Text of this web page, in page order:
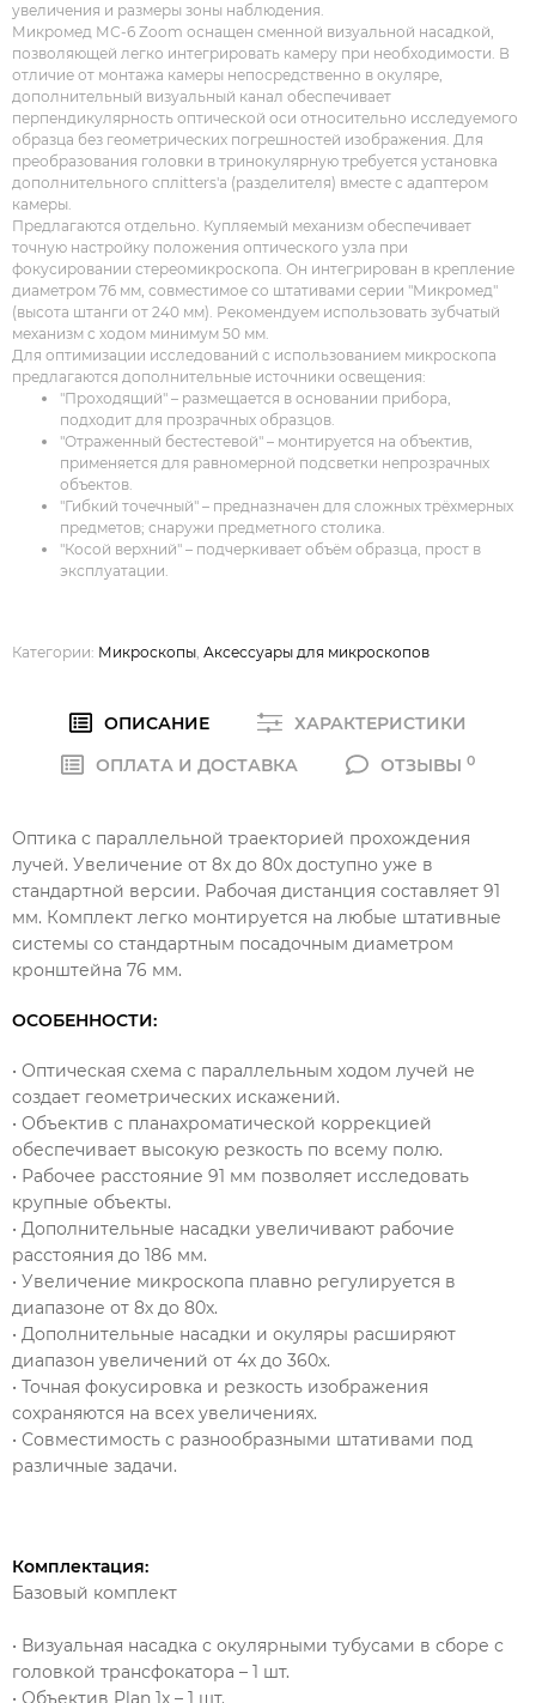
увеличения и размеры зоны наблюдения.
Микромед МС-6 Zoom оснащен сменной визуальной насадкой,
позволяющей легко интегрировать камеру при необходимости. В
отличие от монтажа камеры непосредственно в окуляре,
дополнительный визуальный канал обеспечивает
перпендикулярность оптической оси относительно исследуемого
образца без геометрических погрешностей изображения. Для
преобразования головки в тринокулярную требуется установка
дополнительного сплitters'а (разделителя) вместе с адаптером
камеры.
Предлагаются отдельно. Купляемый механизм обеспечивает
точную настройку положения оптического узла при
фокусировании стереомикроскопа. Он интегрирован в крепление
диаметром 76 мм, совместимое со штативами серии "Микромед"
(высота штанги от 240 мм). Рекомендуем использовать зубчатый
механизм с ходом минимум 50 мм.
Для оптимизации исследований с использованием микроскопа
предлагаются дополнительные источники освещения:
"Проходящий" – размещается в основании прибора,
подходит для прозрачных образцов.
"Отраженный бестестевой" – монтируется на объектив,
применяется для равномерной подсветки непрозрачных
объектов.
"Гибкий точечный" – предназначен для сложных трёхмерных
предметов; снаружи предметного столика.
"Косой верхний" – подчеркивает объём образца, прост в
эксплуатации.
Категории: Микроскопы Аксессуары для микроскопов
ОПИСАНИЕ
ХАРАКТЕРИСТИКИ
ОПЛАТА И ДОСТАВКА
ОТЗЫВЫ 0
Оптика с параллельной траекторией прохождения
лучей. Увеличение от 8x до 80x доступно уже в
стандартной версии. Рабочая дистанция составляет 91
мм. Комплект легко монтируется на любые штативные
системы со стандартным посадочным диаметром
кронштейна 76 мм.
ОСОБЕННОСТИ:
• Оптическая схема с параллельным ходом лучей не
создает геометрических искажений.
• Объектив с планахроматической коррекцией
обеспечивает высокую резкость по всему полю.
• Рабочее расстояние 91 мм позволяет исследовать
крупные объекты.
• Дополнительные насадки увеличивают рабочие
расстояния до 186 мм.
• Увеличение микроскопа плавно регулируется в
диапазоне от 8х до 80х.
• Дополнительные насадки и окуляры расширяют
диапазон увеличений от 4х до 360х.
• Точная фокусировка и резкость изображения
сохраняются на всех увеличениях.
• Совместимость с разнообразными штативами под
различные задачи.
Комплектация:
Базовый комплект
• Визуальная насадка с окулярными тубусами в сборе с
головкой трансфокатора – 1 шт.
• Объектив Plan 1x – 1 шт.